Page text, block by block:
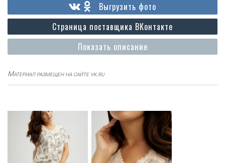
Показать описание
Страница поставщика ВКонтакте
Выгрузить фото
Материал размещен на сайте vk.ru